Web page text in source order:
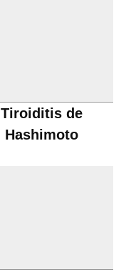
Tiroiditis de
Hashimoto